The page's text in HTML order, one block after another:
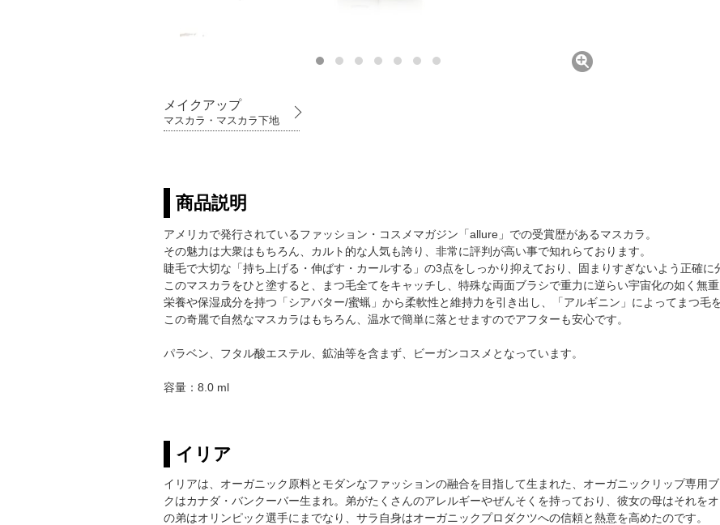
メイクアップ
マスカラ・マスカラ下地
商品説明
アメリカで発行されているファッション・コスメマガジン「allure」での受賞歴があるマスカラ。
その魅力は大衆はもちろん、カルト的な人気も誇り、非常に評判が高い事で知れらております。
睫毛で大切な「持ち上げる・伸ばす・カールする」の3点をしっかり抑えており、固まりすぎないよう正確に
このマスカラをひと塗すると、まつ毛全てをキャッチし、特殊な両面ブラシで重力に逆らい宇宙化の如く無重
栄養や保湿成分を持つ「シアバター/蜜蝋」から柔軟性と維持力を引き出し、「アルギニン」によってまつ毛
この奇麗で自然なマスカラはもちろん、温水で簡単に落とせますのでアフターも安心です。
パラベン、フタル酸エステル、鉱油等を含まず、ビーガンコスメとなっています。
容量：8.0 ml
イリア
イリアは、オーガニック原料とモダンなファッションの融合を目指して生まれた、オーガニックリップ専用
クはカナダ・バンクーバー生まれ。弟がたくさんのアレルギーやぜんそくを持っており、彼女の母はそれを
の弟はオリンピック選手にまでなり、サラ自身はオーガニックプロダクツへの信頼と熱意を高めたのです。